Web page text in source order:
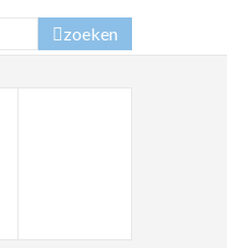
zoeken